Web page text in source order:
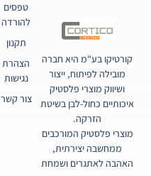
קורטיקו בע"מ היא חברה
מובילה לפיתוח, ייצור
ושיווק מוצרי פלסטיק
איכותיים כחול-לבן בשיטת
הזרקה.
מוצרי פלסטיק המורכבים
ממחשבה יצירתית,
האהבה לאתגרים ושמחת
טפסים
להורדה
תקנון
הצהרת
נגישות
צור קשר